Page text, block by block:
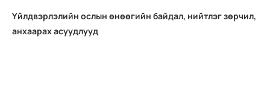
Үйлдвэрлэлийн ослын өнөөгийн байдал, нийтлэг зөрчил,
анхаарах асуудлууд